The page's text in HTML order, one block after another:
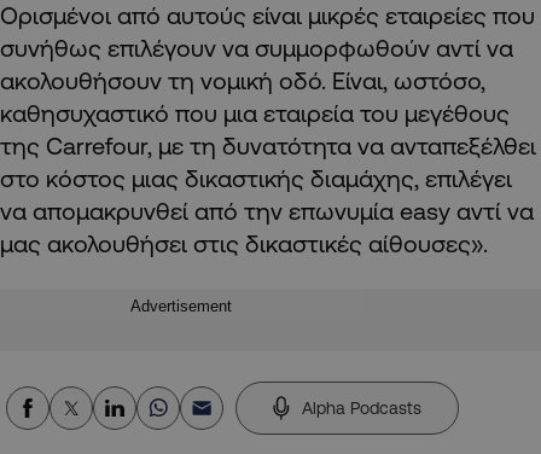
Ορισμένοι από αυτούς είναι μικρές εταιρείες που
συνήθως επιλέγουν να συμμορφωθούν αντί να
ακολουθήσουν τη νομική οδό. Είναι, ωστόσο,
καθησυχαστικό που μια εταιρεία του μεγέθους
της Carrefour, με τη δυνατότητα να ανταπεξέλθει
στο κόστος μιας δικαστικής διαμάχης, επιλέγει
να απομακρυνθεί από την επωνυμία easy αντί να
μας ακολουθήσει στις δικαστικές αίθουσες».
Advertisement
Alpha Podcasts